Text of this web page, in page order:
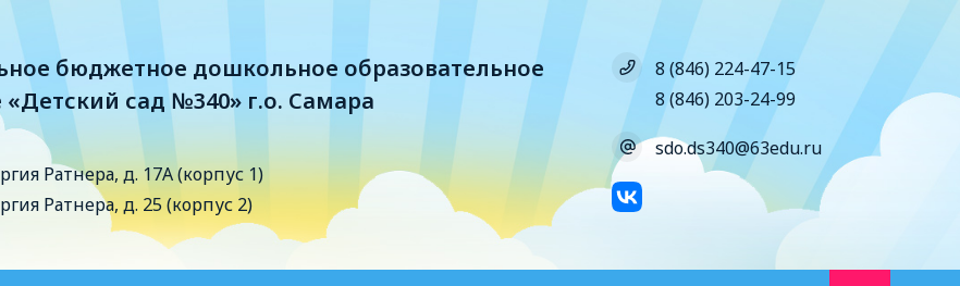
бюджетное дошкольное образовательное
сад №340» г.о. Самара
Ратнера, д. 17А (корпус 1)
Ратнера, д. 25 (корпус 2)
8 (846) 224-47-15
8 (846) 203-24-99
sdo.ds340@63edu.ru